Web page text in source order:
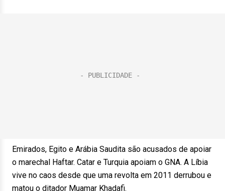
Emirados, Egito e Arábia Saudita são acusados de apoiar
o marechal Haftar. Catar e Turquia apoiam o GNA. A Líbia
vive no caos desde que uma revolta em 2011 derrubou e
matou o ditador Muamar Khadafi.